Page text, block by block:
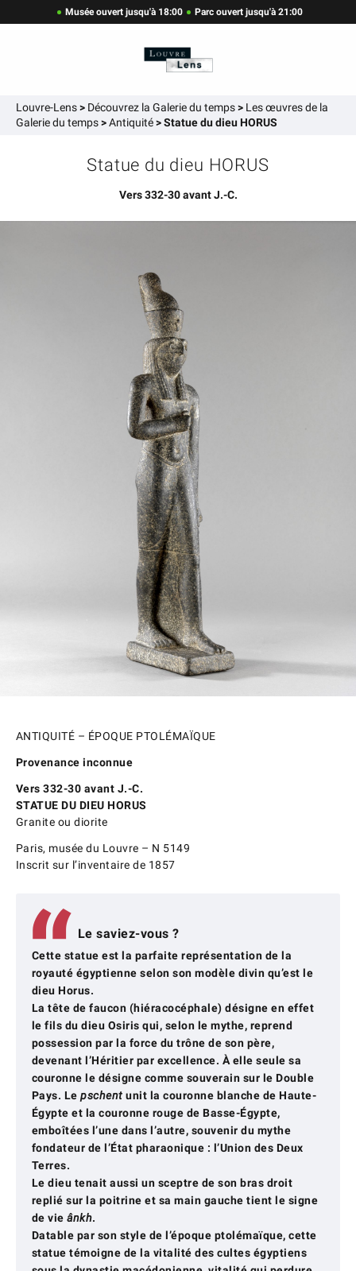
Musée ouvert jusqu'à 18:00 Parc ouvert jusqu'à 21:00
Louvre-Lens> Découvrez la Galerie du temps> Les œuvres de la
Galerie du temps>Antiquité>Statue du dieu HORUS
Statue du dieu HORUS
Vers 332-30 avant J.-C.
ANTIQUITÉ – ÉPOQUE PTOLÉMAÏQUE
Provenance inconnue
Vers 332-30 avant J.-C.
STATUE DU DIEU HORUS
Granite ou diorite
Paris, musée du Louvre – N 5149
Inscrit sur l’inventaire de 1857
Le saviez-vous ?
Cette statue est la parfaite représentation de la
royauté égyptienne selon son modèle divin qu’est le
dieu Horus.
La tête de faucon (hiéracocéphale) désigne en effet
le fils du dieu Osiris qui, selon le mythe, reprend
possession par la force du trône de son père,
devenant l’Héritier par excellence. À elle seule sa
couronne le désigne comme souverain sur le Double
Pays. Lepschent unit la couronne blanche de Haute-
Égypte et la couronne rouge de Basse-Égypte,
emboîtées l’une dans l’autre, souvenir du mythe
fondateur de l’État pharaonique : l’Union des Deux
Terres.
Le dieu tenait aussi un sceptre de son bras droit
replié sur la poitrine et sa main gauche tient le signe
de vie ânkh.
Datable par son style de l’époque ptolémaïque, cette
statue témoigne de la vitalité des cultes égyptiens